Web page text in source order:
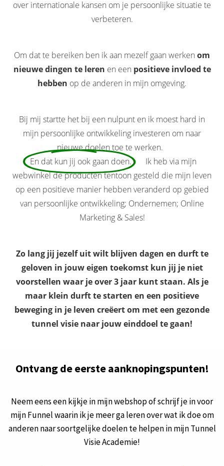
over internationale kansen om je persoonlijke situatie te
verbeteren.
Om dat te bereiken ben ik aan mezelf gaan werken om
nieuwe dingen te leren en een positieve invloed te
hebben op de anderen in mijn omgeving.
Bij mij startte het bij een nulpunt en ik moest hard in
mijn persoonlijke ontwikkeling investeren om naar
nieuwe doelen toe te werken.
En dat kun jij ook gaan doen.Ik heb via mijn
webwinkel de producten tentoon gesteld die mijn leven
op een positieve manier hebben veranderd op gebied
van persoonlijke ontwikkeling; Ondernemen; Online
Marketing & Sales!
Zo lang jij jezelf uit wilt blijven dagen en durft te
geloven in jouw eigen toekomst kun jij je niet
voorstellen waar je over 3 jaar kunt staan. Als je
maar klein durft te starten en een positieve
beweging in je leven creëert om met een gezonde
tunnel visie naar jouw einddoel te gaan!
Ontvang de eerste aanknopingspunten!
Neem eens een kijkje in mijn webshop of schrijf je in voor
mijn Funnel waarin ik je meer ga leren over wat ik doe om
anderen naar soortgelijke doelen te helpen in mijn Tunnel
Visie Academie!